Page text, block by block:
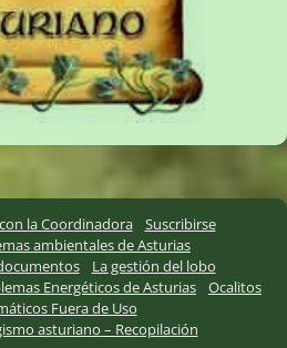
la Coordinadora
Suscribirse
ambientales de Asturias
La gestión del lobo
Energéticos de Asturias
Ocalitos
Fuera de Uso
asturiano – Recopilación